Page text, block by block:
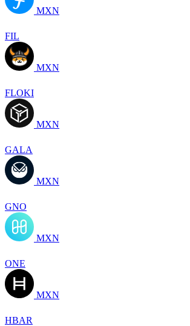
MXN
FIL
MXN
FLOKI
MXN
GALA
MXN
GNO
MXN
ONE
MXN
HBAR